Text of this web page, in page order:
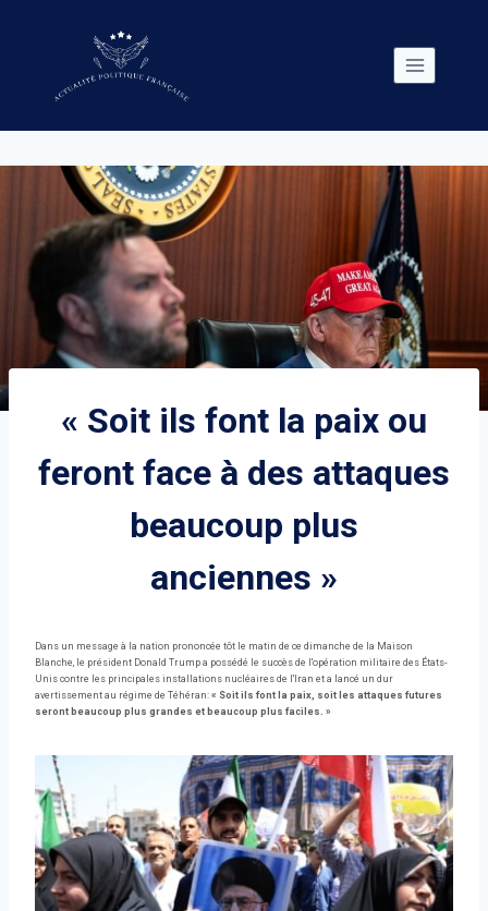
« Soit ils font la paix ou
feront face à des attaques
beaucoup plus
anciennes »
Dans un message à la nation prononcée tôt le matin de ce dimanche de la Maison
Blanche, le président Donald Trump a possédé le succès de l'opération militaire des États-
Unis contre les principales installations nucléaires de l'Iran et a lancé un dur
avertissement au régime de Téhéran: « Soit ils font la paix, soit les attaques futures
seront beaucoup plus grandes et beaucoup plus faciles. »